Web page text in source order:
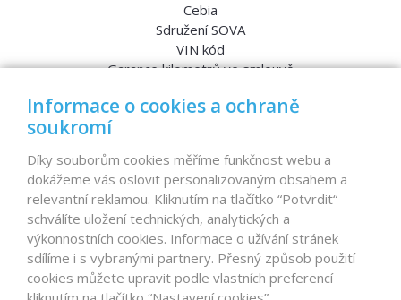
Cebia
Sdružení SOVA
VIN kód
Garance kilometrů ve smlouvě
Nabídka vozů
Reference
Dovoz aut na míru – pro koho je určen?
Garanční program
Prodat auto
Finance
Informace o cookies a ochraně
soukromí
Díky souborům cookies měříme funkčnost webu a
dokážeme vás oslovit personalizovaným obsahem a
relevantní reklamou. Kliknutím na tlačítko “Potvrdit“
schválíte uložení technických, analytických a
výkonnostních cookies. Informace o užívání stránek
sdílíme i s vybranými partnery. Přesný způsob použití
cookies můžete upravit podle vlastních preferencí